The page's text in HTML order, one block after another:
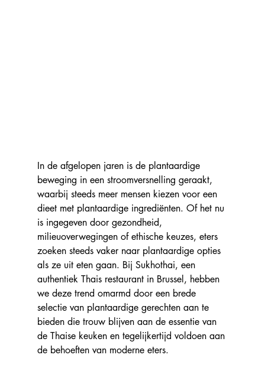
In de afgelopen jaren is de plantaardige
beweging in een stroomversnelling geraakt,
waarbij steeds meer mensen kiezen voor een
dieet met plantaardige ingrediënten. Of het nu
is ingegeven door gezondheid,
milieuoverwegingen of ethische keuzes, eters
zoeken steeds vaker naar plantaardige opties
als ze uit eten gaan. Bij Sukhothai, een
authentiek Thais restaurant in Brussel, hebben
we deze trend omarmd door een brede
selectie van plantaardige gerechten aan te
bieden die trouw blijven aan de essentie van
de Thaise keuken en tegelijkertijd voldoen aan
de behoeften van moderne eters.